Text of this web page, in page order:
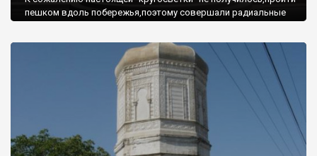
пешком вдоль побережья,поэтому совершали радиальные